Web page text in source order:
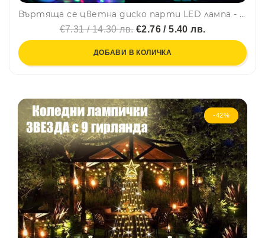
Въртяща се цветна диско парти LED лампа - ефектна, надеждна и икономична, BF23
€7.31 / 14.30 лв.€2.76 / 5.40 лв.
ДОБАВИ В КОЛИЧКА
-42%